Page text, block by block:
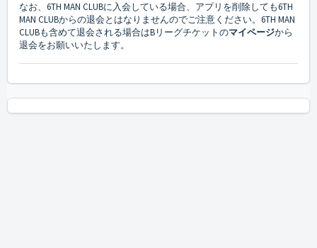
なお、6TH MAN CLUBに入会している場合、アプリを削除しても6TH
MAN CLUBからの退会とはなりませんのでご注意ください。6TH MAN
CLUBも含めて退会される場合はBリーグチケットのマイページから
退会をお願いいたします。